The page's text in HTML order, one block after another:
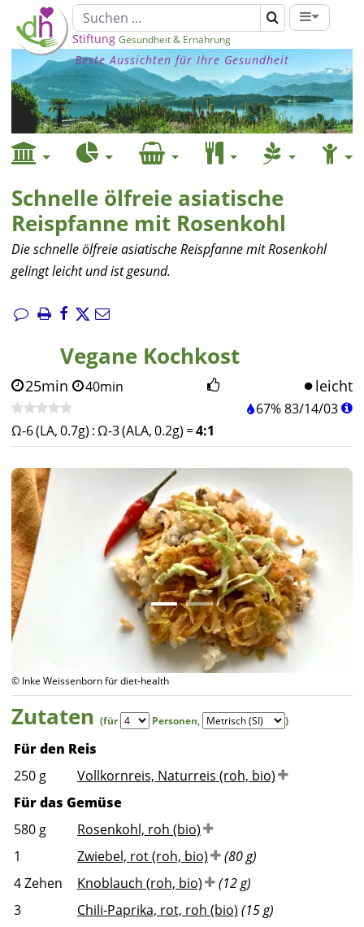
Stiftung Gesundheit & Ernährung
Beste Aussichten für Ihre Gesundheit
Schnelle ölfreie asiatische
Reispfanne mit Rosenkohl
Die schnelle ölfreie asiatische Reispfanne mit Rosenkohl
gelingt leicht und ist gesund.
Vegane Kochkost
25min 40min leicht
67%83/14/03
Ω-6 (LA, 0.7g) :Ω-3 (ALA, 0.2g) =4:1
© Inke Weissenborn für diet-health
Zutaten (für Personen, )
Für den Reis
250 g
Vollkornreis, Naturreis (roh, bio)
Für das Gemüse
580 g
Rosenkohl, roh (bio)
1
Zwiebel, rot (roh, bio)
(80 g)
4Zehen Knoblauch (roh, bio)
(12 g)
3
Chili-Paprika, rot, roh (bio) (15 g)